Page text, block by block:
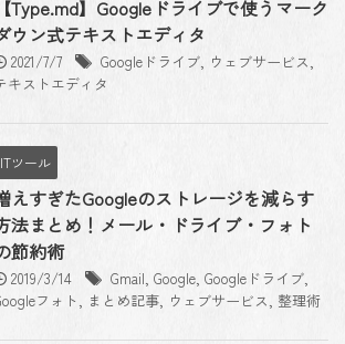
【Type.md】Googleドライブで使うマーク
ウン式テキストエディタ
2021/7/7 Googleドライブ, ウェブサービス,
キストエディタ
ITツール
えすぎたGoogleのストレージを減らす
法まとめ！メール・ドライブ・フォト
節約術
2019/3/14 Gmail, Google, Googleドライブ,
フォト , まとめ記事, ウェブサービス, 整理術